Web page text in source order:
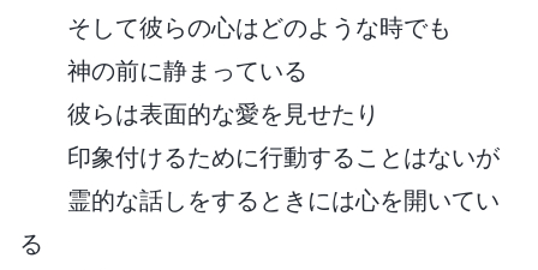
そして彼らの心はどのような時でも
神の前に静まっている
彼らは表面的な愛を見せたり
印象付けるために行動することはないが
霊的な話しをするときには心を開いてい
る